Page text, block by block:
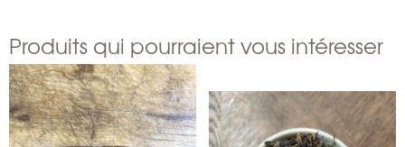
Produits qui pourraient vous intéresser